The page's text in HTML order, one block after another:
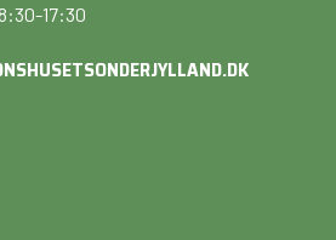
17:30